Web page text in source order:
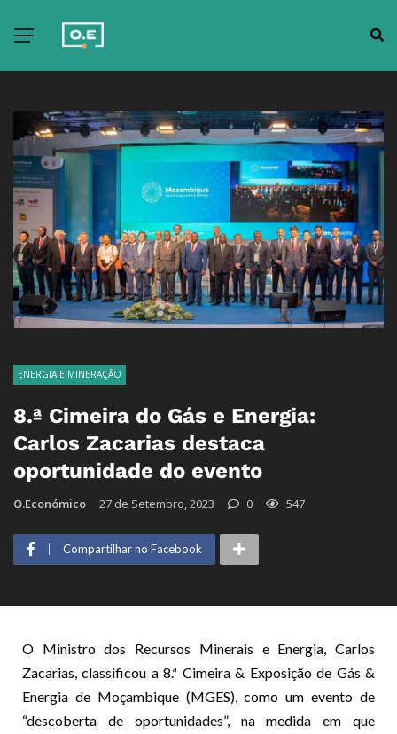
ENERGIA E MINERAÇÃO
8.ª Cimeira do Gás e Energia:
Carlos Zacarias destaca
oportunidade do evento
O.Económico 27 de Setembro, 2023 0 547
Compartilhar no Facebook
O Ministro dos Recursos Minerais e Energia, Carlos
Zacarias, classificou a 8.ª Cimeira & Exposição de Gás &
Energia de Moçambique (MGES), como um evento de
“descoberta de oportunidades”, na medida em que